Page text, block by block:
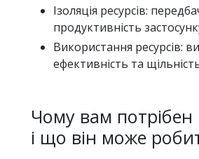
Ізоляція ресурсів:
продуктивність
Використання ресурсів:
ефективність та
Чому вам потрібен
і що він може